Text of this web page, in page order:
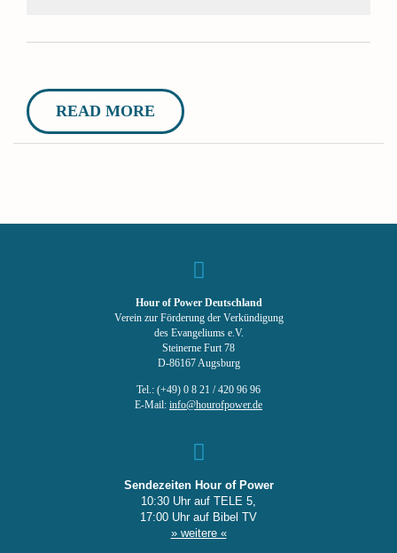
READ MORE
Hour of Power Deutschland
Verein zur Förderung der Verkündigung
des Evangeliums e.V.
Steinerne Furt 78
D-86167 Augsburg
Tel.: (+49) 0 8 21 / 420 96 96
E-Mail: info@hourofpower.de
Sendezeiten Hour of Power
10:30 Uhr auf TELE 5,
17:00 Uhr auf Bibel TV
» weitere «